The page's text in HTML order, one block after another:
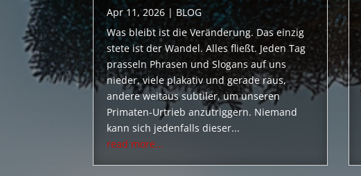
Apr 11, 2026 | BLOG
Was bleibt ist die Veränderung. Das einzig
stete ist der Wandel. Alles fließt. Jeden Tag
prasseln Phrasen und Slogans auf uns
nieder, viele plakativ und gerade raus,
andere weitaus subtiler, um unseren
Primaten-Urtrieb anzutriggern. Niemand
kann sich jedenfalls dieser...
read more...